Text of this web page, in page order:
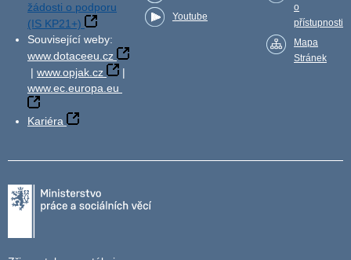
žádosti o podporu
(IS KP21+)
Související weby:
www.dotaceeu.cz
| www.opjak.cz
|
www.ec.europa.eu
Kariéra
Youtube
o
přístupnosti
Mapa
Stránek